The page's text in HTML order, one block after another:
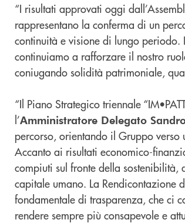
“I risultati approvati oggi
rappresentano la conferma di un
continuità e visione di lungo periodo.
continuiamo a rafforzare il nostro
coniugando solidità patrimoniale,
“Il Piano Strategico triennale
l’Amministratore Delegato
percorso, orientando il Gruppo verso
Accanto ai risultati economico-
compiuti sul fronte della sostenibilità,
capitale umano. La Rendicontazione
fondamentale di trasparenza, che ci
rendere sempre più consapevole e